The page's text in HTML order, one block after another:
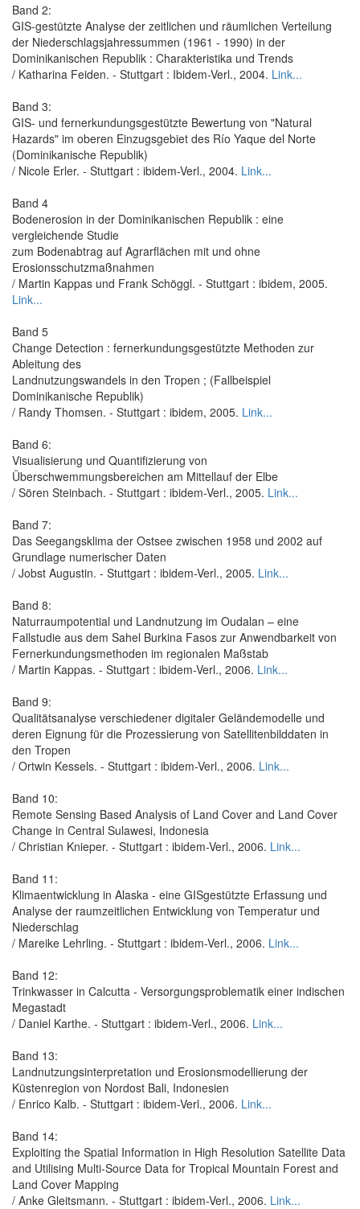
Band 2:
GIS-gestützte Analyse der zeitlichen und räumlichen Verteilung
der Niederschlagsjahressummen (1961 - 1990) in der
Dominikanischen Republik : Charakteristika und Trends
/ Katharina Feiden. - Stuttgart : Ibidem-Verl., 2004. Link...
Band 3:
GIS- und fernerkundungsgestützte Bewertung von "Natural
Hazards" im oberen Einzugsgebiet des Río Yaque del Norte
(Dominikanische Republik)
/ Nicole Erler. - Stuttgart : ibidem-Verl., 2004. Link...
Band 4
Bodenerosion in der Dominikanischen Republik : eine
vergleichende Studie
zum Bodenabtrag auf Agrarflächen mit und ohne
Erosionsschutzmaßnahmen
/ Martin Kappas und Frank Schöggl. - Stuttgart : ibidem, 2005.
Link...
Band 5
Change Detection : fernerkundungsgestützte Methoden zur
Ableitung des
Landnutzungswandels in den Tropen ; (Fallbeispiel
Dominikanische Republik)
/ Randy Thomsen. - Stuttgart : ibidem, 2005. Link...
Band 6:
Visualisierung und Quantifizierung von
Überschwemmungsbereichen am Mittellauf der Elbe
/ Sören Steinbach. - Stuttgart : ibidem-Verl., 2005. Link...
Band 7:
Das Seegangsklima der Ostsee zwischen 1958 und 2002 auf
Grundlage numerischer Daten
/ Jobst Augustin. - Stuttgart : ibidem-Verl., 2005. Link...
Band 8:
Naturraumpotential und Landnutzung im Oudalan – eine
Fallstudie aus dem Sahel Burkina Fasos zur Anwendbarkeit von
Fernerkundungsmethoden im regionalen Maßstab
/ Martin Kappas. - Stuttgart : ibidem-Verl., 2006. Link...
Band 9:
Qualitätsanalyse verschiedener digitaler Geländemodelle und
deren Eignung für die Prozessierung von Satellitenbilddaten in
den Tropen
/ Ortwin Kessels. - Stuttgart : ibidem-Verl., 2006. Link...
Band 10:
Remote Sensing Based Analysis of Land Cover and Land Cover
Change in Central Sulawesi, Indonesia
/ Christian Knieper. - Stuttgart : ibidem-Verl., 2006. Link...
Band 11:
Klimaentwicklung in Alaska - eine GISgestützte Erfassung und
Analyse der raumzeitlichen Entwicklung von Temperatur und
Niederschlag
/ Mareike Lehrling. - Stuttgart : ibidem-Verl., 2006. Link...
Band 12:
Trinkwasser in Calcutta - Versorgungsproblematik einer indischen
Megastadt
/ Daniel Karthe. - Stuttgart : ibidem-Verl., 2006. Link...
Band 13:
Landnutzungsinterpretation und Erosionsmodellierung der
Küstenregion von Nordost Bali, Indonesien
/ Enrico Kalb. - Stuttgart : ibidem-Verl., 2006. Link...
Band 14:
Exploiting the Spatial Information in High Resolution Satellite Data
and Utilising Multi-Source Data for Tropical Mountain Forest and
Land Cover Mapping
/ Anke Gleitsmann. - Stuttgart : ibidem-Verl., 2006. Link...